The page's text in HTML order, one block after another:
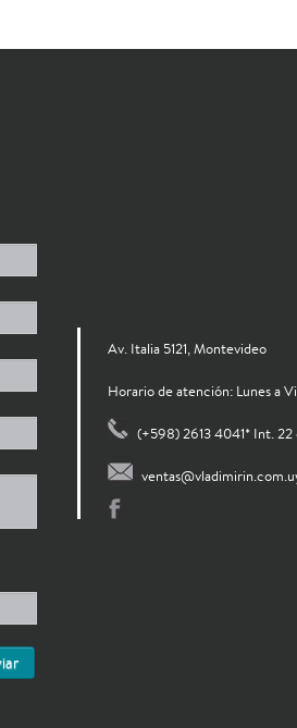
Av. Italia 5121, Montevideo
Horario de atención: Lunes a
(+598) 2613 4041* Int. 22